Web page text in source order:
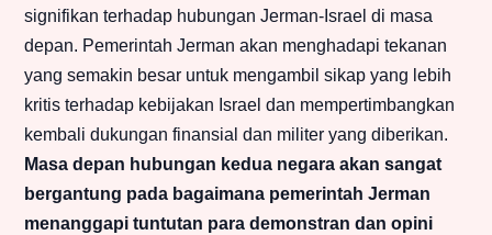
signifikan terhadap hubungan Jerman-Israel di masa
depan. Pemerintah Jerman akan menghadapi tekanan
yang semakin besar untuk mengambil sikap yang lebih
kritis terhadap kebijakan Israel dan mempertimbangkan
kembali dukungan finansial dan militer yang diberikan.
Masa depan hubungan kedua negara akan sangat
bergantung pada bagaimana pemerintah Jerman
menanggapi tuntutan para demonstran dan opini